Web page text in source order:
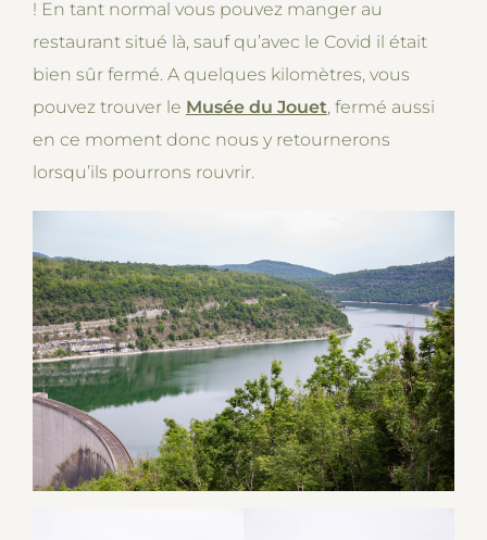
! En tant normal vous pouvez manger au
restaurant situé là, sauf qu’avec le Covid il était
bien sûr fermé. A quelques kilomètres, vous
pouvez trouver le Musée du Jouet, fermé aussi
en ce moment donc nous y retournerons
lorsqu’ils pourrons rouvrir.